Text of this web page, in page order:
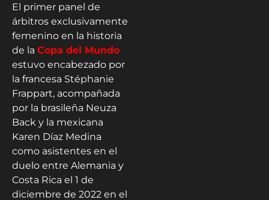
El primer panel de
árbitros exclusivamente
femenino en la historia
de la Copa del Mundo
estuvo encabezado por
la francesa Stéphanie
Frappart, acompañada
por la brasileña Neuza
Back y la mexicana
Karen Díaz Medina
como asistentes en el
duelo entre Alemania y
Costa Rica el 1 de
diciembre de 2022 en el